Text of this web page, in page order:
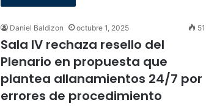
Daniel Baldizon octubre 1, 2025 51
Sala IV rechaza resello del
Plenario en propuesta que
plantea allanamientos 24/7 por
errores de procedimiento